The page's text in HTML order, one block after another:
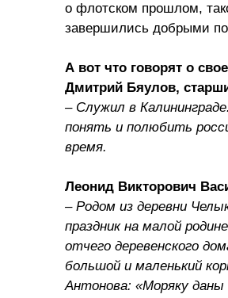
о флотском прошлом,
завершились добрыми
А вот что говорят о
Дмитрий Бяулов,
– Служил в
понять и полюбить
время.
Леонид Викторович
– Родом из деревни
праздник на малой
отчего деревенского
большой и маленький
Антонова: «Моряку